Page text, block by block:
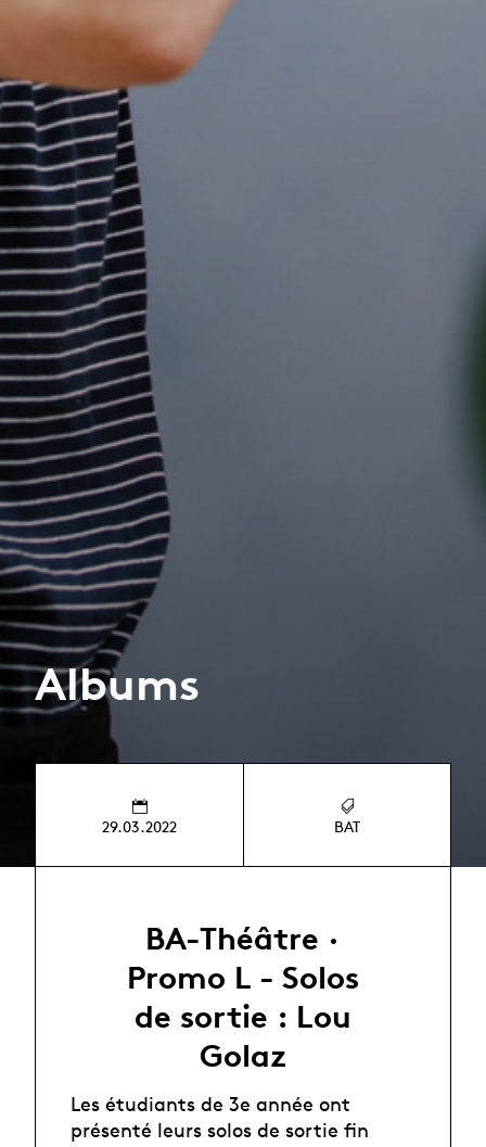
Albums
29.03.2022 BAT
BA-Théâtre ·
Promo L - Solos
de sortie : Lou
Golaz
Les étudiants de 3e année ont
présenté leurs solos de sortie fin